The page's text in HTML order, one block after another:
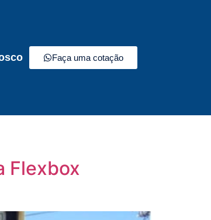
Faça uma cotação
Flexbox